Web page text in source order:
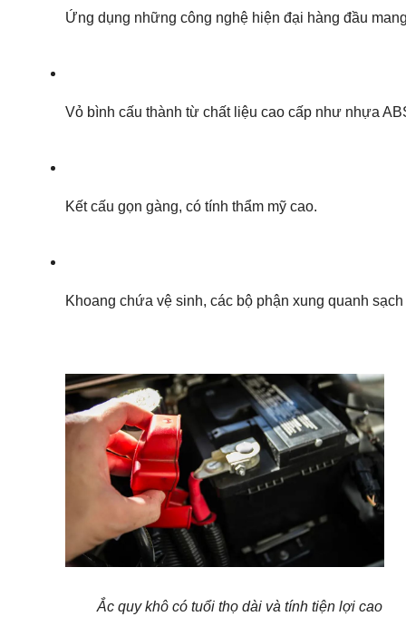
Ứng dụng những công nghệ hiện đại hàng đầu
Vỏ bình cấu thành từ chất liệu cao cấp như nhựa
Kết cấu gọn gàng, có tính thẩm mỹ cao.
Khoang chứa vệ sinh, các bộ phận xung quanh
Ắc quy khô có tuổi thọ dài và tính tiện lợi cao